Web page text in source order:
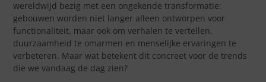
wereldwijd bezig met een ongekende transformatie:
gebouwen worden niet langer alleen ontworpen voor
functionaliteit, maar ook om verhalen te vertellen,
duurzaamheid te omarmen en menselijke ervaringen te
verbeteren. Maar wat betekent dit concreet voor de trends
die we vandaag de dag zien?